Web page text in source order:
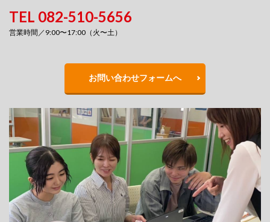
TEL 082-510-5656
営業時間／9:00〜17:00（火〜土）
お問い合わせフォームへ